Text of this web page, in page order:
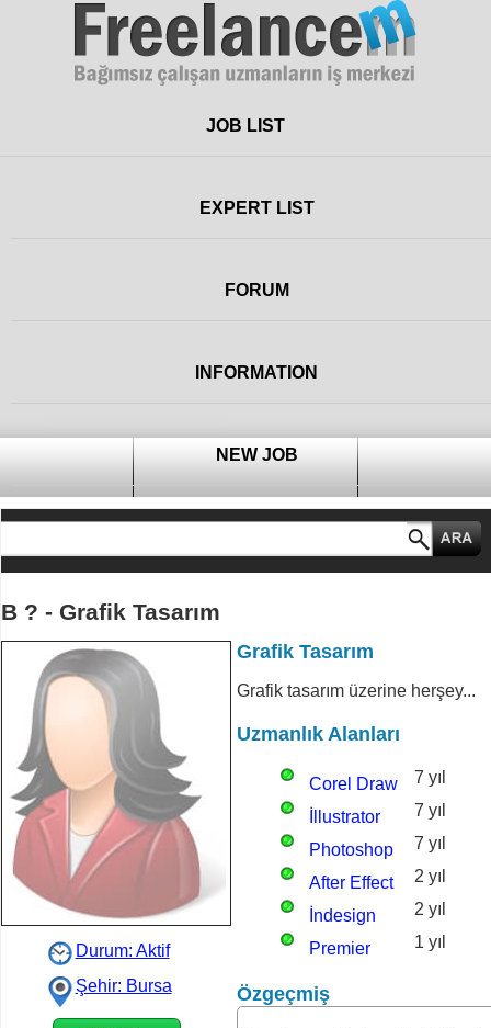
FreelanceJOB LIST
EXPERT LIST
FORUM
INFORMATION
NEW JOB
B ? - Grafik Tasarım
Durum: Aktif
Şehir: Bursa
Grafik Tasarım
Grafik tasarım üzerine herşey...
Uzmanlık Alanları
Corel Draw 7 yıl
İllustrator 7 yıl
Photoshop 7 yıl
After Effect 2 yıl
İndesign 2 yıl
Premier 1 yıl
Özgeçmiş